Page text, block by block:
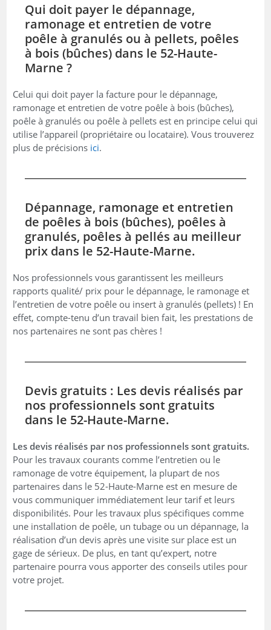
Qui doit payer le dépannage,
ramonage et entretien de votre
poêle à granulés ou à pellets, poêles
à bois (bûches) dans le 52-Haute-
Marne ?
Celui qui doit payer la facture pour le dépannage,
ramonage et entretien de votre poêle à bois (bûches),
poêle à granulés ou poêle à pellets est en principe celui qui
utilise l’appareil (propriétaire ou locataire). Vous trouverez
plus de précisions ici.
Dépannage, ramonage et entretien
de poêles à bois (bûches), poêles à
granulés, poêles à pellés au meilleur
prix dans le 52-Haute-Marne.
Nos professionnels vous garantissent les meilleurs
rapports qualité/ prix pour le dépannage, le ramonage et
l’entretien de votre poêle ou insert à granulés (pellets) ! En
effet, compte-tenu d’un travail bien fait, les prestations de
nos partenaires ne sont pas chères !
Devis gratuits : Les devis réalisés par
nos professionnels sont gratuits
dans le 52-Haute-Marne.
Les devis réalisés par nos professionnels sont gratuits.
Pour les travaux courants comme l’entretien ou le
ramonage de votre équipement, la plupart de nos
partenaires dans le 52-Haute-Marne est en mesure de
vous communiquer immédiatement leur tarif et leurs
disponibilités. Pour les travaux plus spécifiques comme
une installation de poêle, un tubage ou un dépannage, la
réalisation d’un devis après une visite sur place est un
gage de sérieux. De plus, en tant qu’expert, notre
partenaire pourra vous apporter des conseils utiles pour
votre projet.